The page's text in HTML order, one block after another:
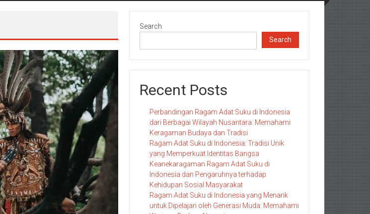
Search
Search
Recent Posts
Perbandingan Ragam Adat Suku di Indonesia
dari Berbagai Wilayah Nusantara: Memahami
Keragaman Budaya dan Tradisi
Ragam Adat Suku di Indonesia: Tradisi Unik
yang Memperkuat Identitas Bangsa
Keanekaragaman Ragam Adat Suku di
Indonesia dan Pengaruhnya terhadap
Kehidupan Sosial Masyarakat
Ragam Adat Suku di Indonesia yang Menarik
untuk Dipelajari oleh Generasi Muda: Memahami